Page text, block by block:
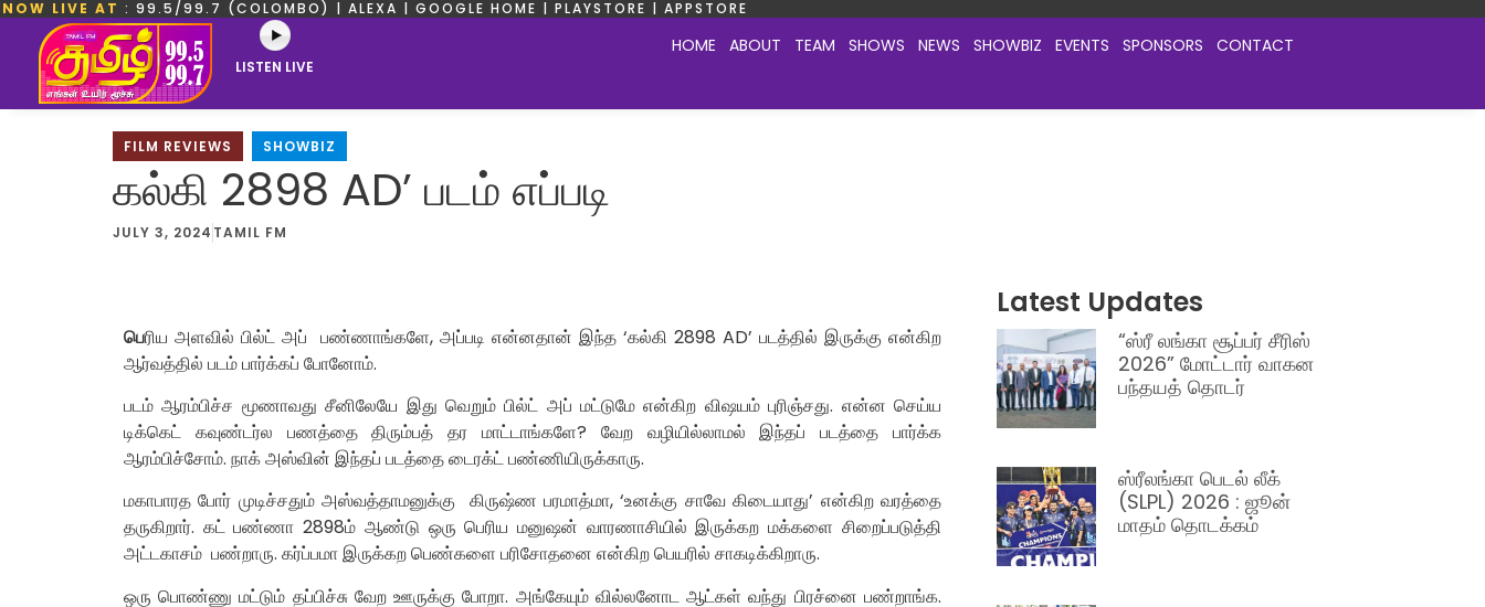
NOW LIVE AT : 99.5/99.7 (COLOMBO) | ALEXA | GOOGLE HOME | PLAYSTORE | APPSTORE
LISTEN LIVE
HOME ABOUT TEAM SHOWS NEWS SHOWBIZ EVENTS SPONSORS CONTACT
FILM REVIEWS SHOWBIZ
கல்கி 2898 AD’ படம் எப்படி
JULY 3, 2024 TAMIL FM
பெரிய அளவில் பில்ட் அப் பண்ணாங்களே, அப்படி என்னதான் இந்த ‘கல்கி 2898 AD’ படத்தில் இருக்கு என்கிற
ஆர்வத்தில் படம் பார்க்கப் போனோம்.
படம் ஆரம்பிச்ச மூணாவது சீனிலேயே இது வெறும் பில்ட் அப் மட்டுமே என்கிற விஷயம் புரிஞ்சது. என்ன செய்ய
டிக்கெட் கவுண்டர்ல பணத்தை திரும்பத் தர மாட்டாங்களே? வேற வழியில்லாமல் இந்தப் படத்தை பார்க்க
ஆரம்பிச்சோம். நாக் அஸ்வின் இந்தப் படத்தை டைரக்ட் பண்ணியிருக்காரு.
மகாபாரத போர் முடிச்சதும் அஸ்வத்தாமனுக்கு கிருஷ்ண பரமாத்மா, ‘உனக்கு சாவே கிடையாது’ என்கிற வரத்தை
தருகிறார். கட் பண்ணா 2898ம் ஆண்டு ஒரு பெரிய மனுஷன் வாரணாசியில் இருக்கற மக்களை சிறைப்படுத்தி
அட்டகாசம் பண்றாரு. கர்ப்பமா இருக்கற பெண்களை பரிசோதனை என்கிற பெயரில் சாகடிக்கிறாரு.
ஒரு பொண்ணு மட்டும் தப்பிச்சு வேற ஊருக்கு போறா. அங்கேயும் வில்லனோட ஆட்கள் வந்து பிரச்னை பண்றாங்க.
Latest Updates
“ஸ்ரீ லங்கா சூப்பர் சீரிஸ்
2026” மோட்டார் வாகன
பந்தயத் தொடர்
ஸ்ரீலங்கா பெடல் லீக்
(SLPL) 2026 : ஜூன்
மாதம் தொடக்கம்